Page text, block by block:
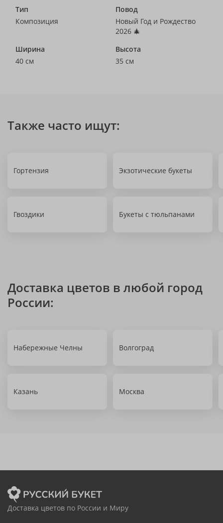
Тип
Композиция
Повод
Новый Год и Рождество
2026 🎄
Ширина
40 см
Высота
35 см
Также часто ищут:
Гортензия Экзотические букеты
Гвоздики Букеты с тюльпанами
Доставка цветов в любой город
России:
Набережные Челны Волгоград
Казань Москва
Доставка цветов по России и Миру